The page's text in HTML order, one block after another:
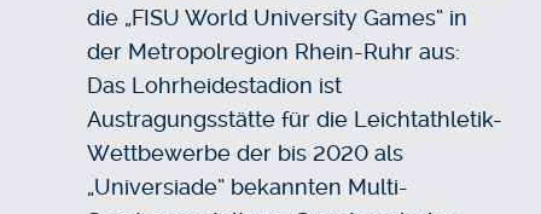
die „FISU World University Games“ in
der Metropolregion Rhein-Ruhr aus:
Das Lohrheidestadion ist
Austragungsstätte für die Leichtathletik-
Wettbewerbe der bis 2020 als
„Universiade“ bekannten Multi-